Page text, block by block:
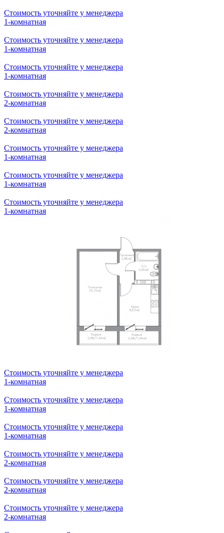
Стоимость уточняйте у менеджера
1-комнатная
Стоимость уточняйте у менеджера
1-комнатная
Стоимость уточняйте у менеджера
1-комнатная
Стоимость уточняйте у менеджера
1-комнатная
Стоимость уточняйте у менеджера
1-комнатная
Стоимость уточняйте у менеджера
1-комнатная
Стоимость уточняйте у менеджера
1-комнатная
Стоимость уточняйте у менеджера
2-комнатная
Стоимость уточняйте у менеджера
Стоимость уточняйте у менеджера
Стоимость уточняйте у менеджера
1-комнатная
Стоимость уточняйте у менеджера
1-комнатная